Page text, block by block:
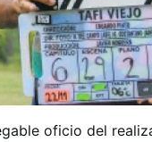
oficio del